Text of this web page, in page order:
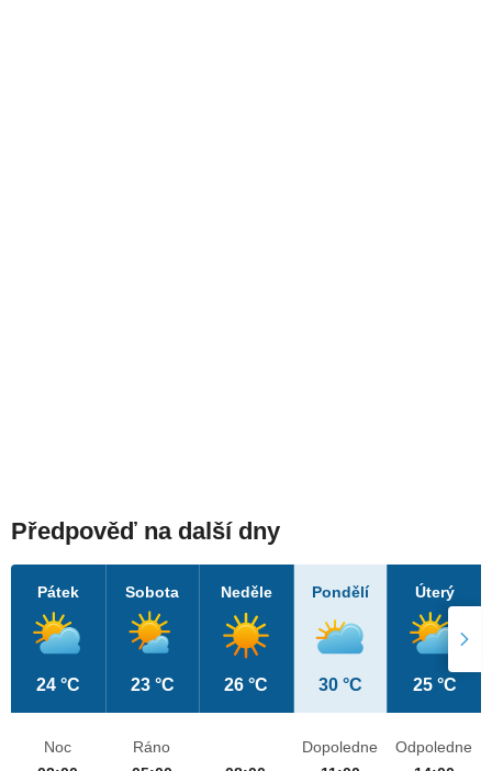
Předpověď na další dny
Pátek
24 °C
Sobota
23 °C
Neděle
26 °C
Pondělí
30 °C
Úterý
25 °C
Noc
Ráno
Dopoledne
Odpoledne